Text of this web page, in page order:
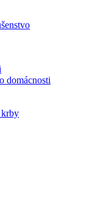
domácnosti
krby